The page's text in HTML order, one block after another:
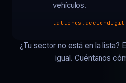
vehículos.
¿Tu sector no está en la lista?
igual. Cuéntanos